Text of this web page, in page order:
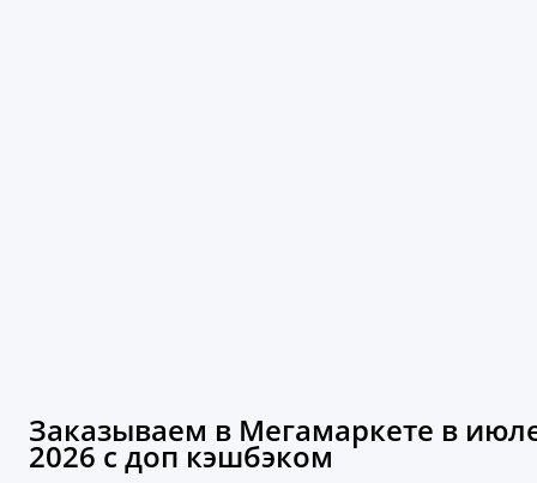
Заказываем в Мегамаркете в
2026 с доп кэшбэком